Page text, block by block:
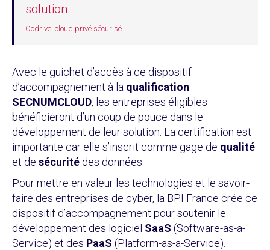
solution.
Oodrive, cloud privé sécurisé
Avec le guichet d’accès à ce dispositif
d’accompagnement à la qualification
SECNUMCLOUD, les entreprises éligibles
bénéficieront d’un coup de pouce dans le
développement de leur solution. La certification est
importante car elle s’inscrit comme gage de qualité
et de sécurité des données.
Pour mettre en valeur les technologies et le savoir-
faire des entreprises de cyber, la BPI France crée ce
dispositif d’accompagnement pour soutenir le
développement des logiciel SaaS (Software-as-a-
Service) et des PaaS (Platform-as-a-Service).